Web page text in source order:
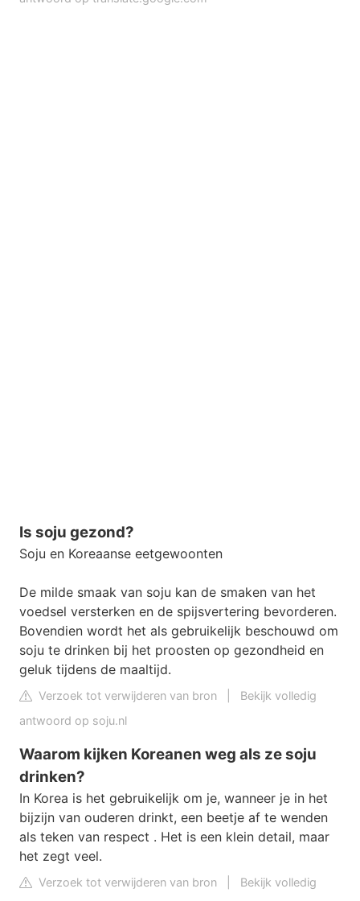
Is soju gezond?
Soju en Koreaanse eetgewoonten
De milde smaak van soju kan de smaken van het
voedsel versterken en de spijsvertering bevorderen.
Bovendien wordt het als gebruikelijk beschouwd om
soju te drinken bij het proosten op gezondheid en
geluk tijdens de maaltijd.
Verzoek tot verwijderen van bron
Bekijk volledig
antwoord op soju.nl
Waarom kijken Koreanen weg als ze soju
drinken?
In Korea is het gebruikelijk om je, wanneer je in het
bijzijn van ouderen drinkt, een beetje af te wenden
als teken van respect . Het is een klein detail, maar
het zegt veel.
Verzoek tot verwijderen van bron
Bekijk volledig